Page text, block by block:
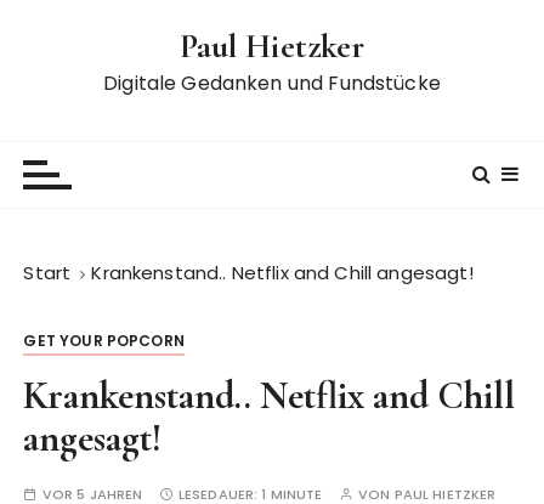
Paul Hietzker
Digitale Gedanken und Fundstücke
Start Krankenstand.. Netflix and Chill angesagt!
GET YOUR POPCORN
Krankenstand.. Netflix and Chill
angesagt!
VOR 5 JAHREN LESEDAUER:1 MINUTE VON PAUL HIETZKER